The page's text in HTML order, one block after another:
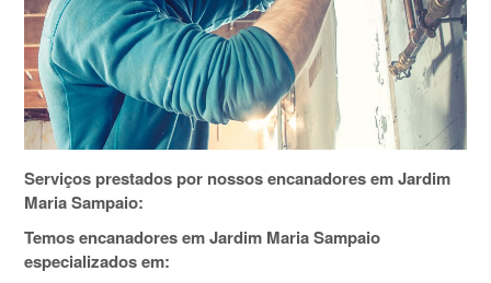
Serviços prestados por nossos encanadores em Jardim
Maria Sampaio:
Temos encanadores em Jardim Maria Sampaio
especializados em: